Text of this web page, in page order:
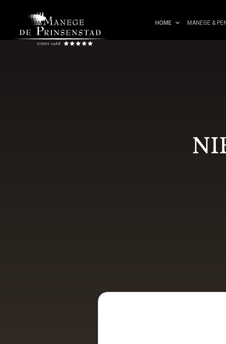
HOME MANEGE &